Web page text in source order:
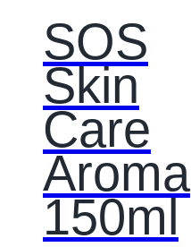
SOS
Skin
Care
Aroma
150ml